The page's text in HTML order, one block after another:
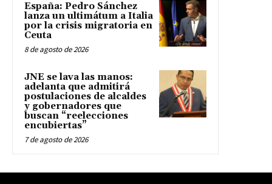
España: Pedro Sánchez
lanza un ultimátum a Italia
por la crisis migratoria en
Ceuta
8 de agosto de 2026
JNE se lava las manos:
adelanta que admitirá
postulaciones de alcaldes
y gobernadores que
buscan “reelecciones
encubiertas”
7 de agosto de 2026